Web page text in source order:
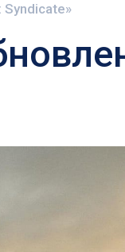
Syndicate»